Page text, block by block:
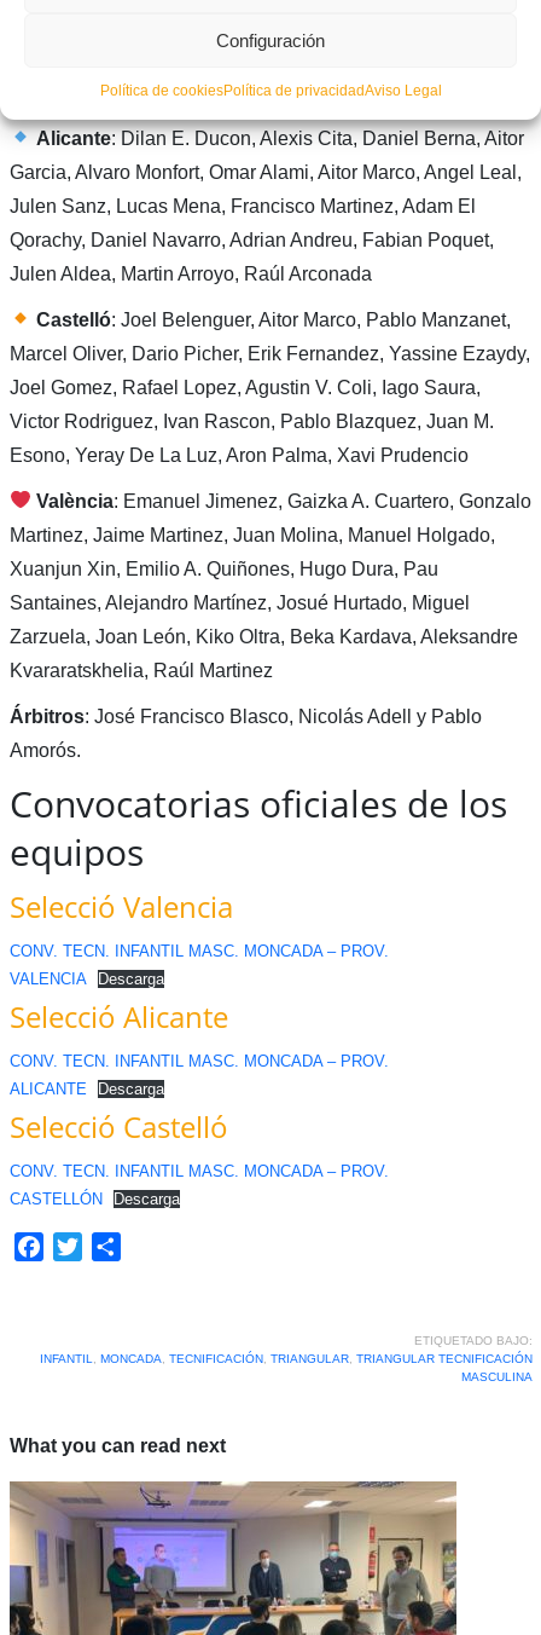
Configuración
Política de cookiesPolítica de privacidadAviso Legal
Alineaciones
Alicante: Dilan E. Ducon, Alexis Cita, Daniel Berna, Aitor
Garcia, Alvaro Monfort, Omar Alami, Aitor Marco, Angel Leal,
Julen Sanz, Lucas Mena, Francisco Martinez, Adam El
Qorachy, Daniel Navarro, Adrian Andreu, Fabian Poquet,
Julen Aldea, Martin Arroyo, Raúl Arconada
Castelló: Joel Belenguer, Aitor Marco, Pablo Manzanet,
Marcel Oliver, Dario Picher, Erik Fernandez, Yassine Ezaydy,
Joel Gomez, Rafael Lopez, Agustin V. Coli, Iago Saura,
Victor Rodriguez, Ivan Rascon, Pablo Blazquez, Juan M.
Esono, Yeray De La Luz, Aron Palma, Xavi Prudencio
València: Emanuel Jimenez, Gaizka A. Cuartero, Gonzalo
Martinez, Jaime Martinez, Juan Molina, Manuel Holgado,
Xuanjun Xin, Emilio A. Quiñones, Hugo Dura, Pau
Santaines, Alejandro Martínez, Josué Hurtado, Miguel
Zarzuela, Joan León, Kiko Oltra, Beka Kardava, Aleksandre
Kvararatskhelia, Raúl Martinez
Árbitros: José Francisco Blasco, Nicolás Adell y Pablo
Amorós.
Convocatorias oficiales de los
equipos
Selecció Valencia
CONV. TECN. INFANTIL MASC. MONCADA – PROV.
VALENCIA
Descarga
Selecció Alicante
CONV. TECN. INFANTIL MASC. MONCADA – PROV.
ALICANTE
Descarga
Selecció Castelló
CONV. TECN. INFANTIL MASC. MONCADA – PROV.
CASTELLÓN
Descarga
Facebook
Twitter
ETIQUETADO BAJO:
INFANTIL
MONCADA TECNIFICACIÓN, TRIANGULAR, TRIANGULAR TECNIFICACIÓN
MASCULINA
What you can read next